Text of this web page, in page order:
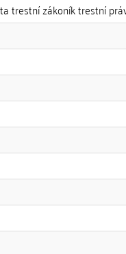
trestní zákoník trestní